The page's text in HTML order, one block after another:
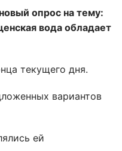
опрос на тему:
вода обладает
текущего дня.
вариантов
ей